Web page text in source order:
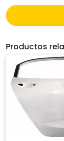
Productos